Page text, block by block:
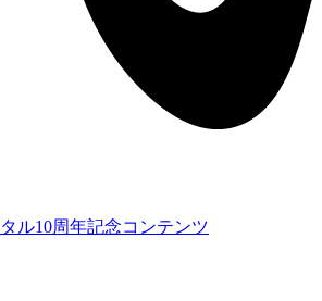
ル10周年記念コンテンツ